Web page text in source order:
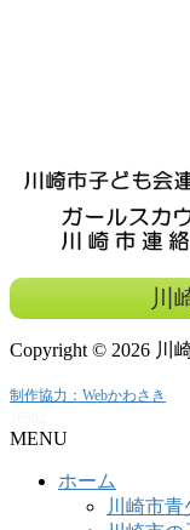
川
Copyright © 2026 川
制作協力：Webかわさき
MENU
ホーム
川崎市